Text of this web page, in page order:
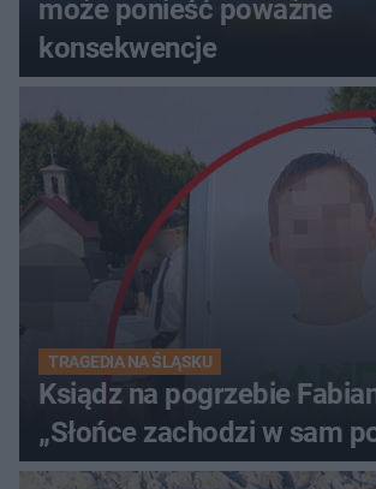
może ponieść poważne
konsekwencje
TRAGEDIA NA ŚLĄSKU
Ksiądz na pogrzebie
„Słońce zachodzi w sam